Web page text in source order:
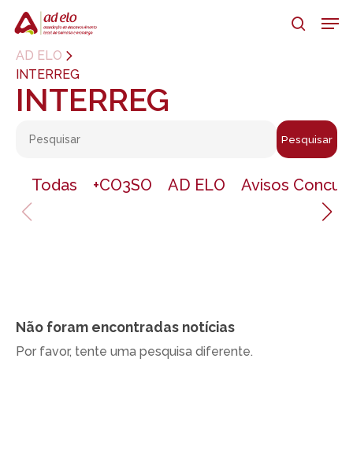
content
search
AD ELO
INTERREG
INTERREG
Pesquisar
Todas +CO3SO AD ELO Avisos
Não foram encontradas notícias
Por favor, tente uma pesquisa diferente.